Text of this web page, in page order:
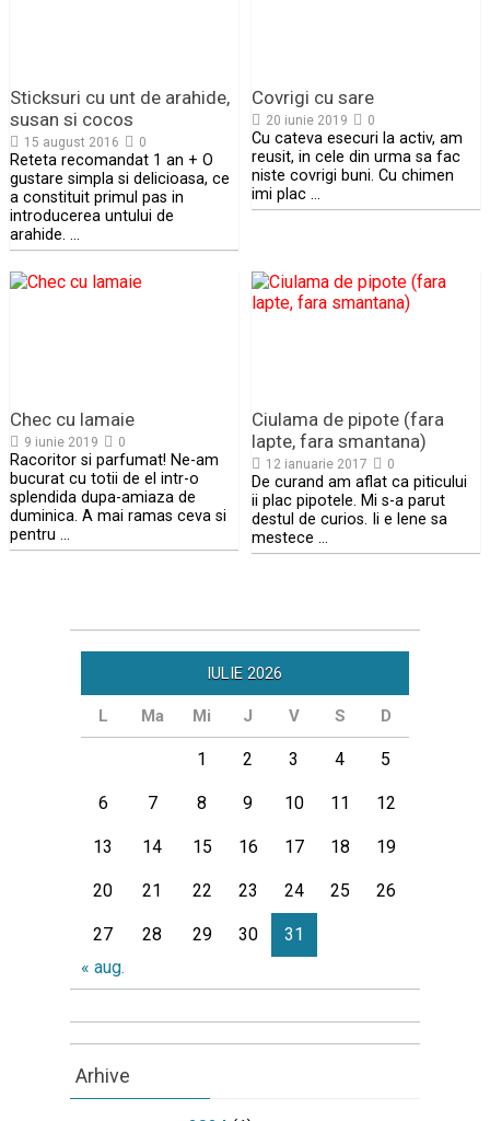
Sticksuri cu unt de arahide,
susan si cocos
15 august 2016 0
Reteta recomandat 1 an + O
gustare simpla si delicioasa, ce
a constituit primul pas in
introducerea untului de
arahide. …
Covrigi cu sare
20 iunie 2019 0
Cu cateva esecuri la activ, am
reusit, in cele din urma sa fac
niste covrigi buni. Cu chimen
imi plac …
Chec cu lamaie
9 iunie 2019 0
Racoritor si parfumat! Ne-am
bucurat cu totii de el intr-o
splendida dupa-amiaza de
duminica. A mai ramas ceva si
pentru …
Ciulama de pipote (fara
lapte, fara smantana)
12 ianuarie 2017 0
De curand am aflat ca piticului
ii plac pipotele. Mi s-a parut
destul de curios. Ii e lene sa
mestece …
IULIE 2026
L Ma Mi J V S D
1 2 3 4 5
6 7 8 9 10 11 12
13 14 15 16 17 18 19
20 21 22 23 24 25 26
27 28 29 30
31
« aug.
Arhive